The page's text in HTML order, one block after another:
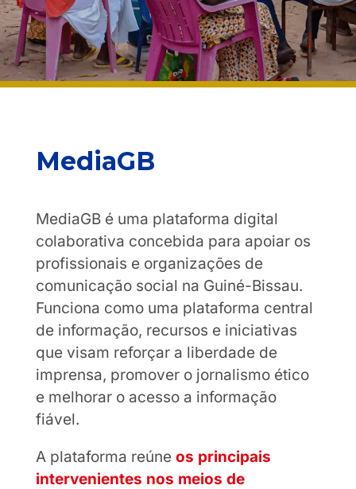
MediaGB
MediaGB é uma plataforma digital
colaborativa concebida para apoiar os
profissionais e organizações de
comunicação social na Guiné-Bissau.
Funciona como uma plataforma central
de informação, recursos e iniciativas
que visam reforçar a liberdade de
imprensa, promover o jornalismo ético
e melhorar o acesso a informação
fiável.
A plataforma reúne os principais
intervenientes nos meios de